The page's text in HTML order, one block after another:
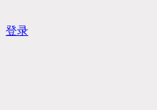
登录